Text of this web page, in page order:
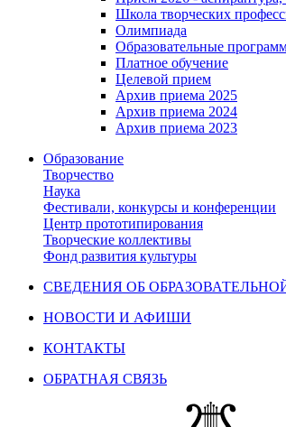
Школа творческих
Олимпиада
Образовательные
Платное обучение
Целевой прием
Архив приема 2025
Архив приема 2024
Архив приема 2023
Образование
Творчество
Наука
Фестивали, конкурсы и конференции
Центр прототипирования
Творческие коллективы
Фонд развития культуры
СВЕДЕНИЯ ОБ
НОВОСТИ И АФИШИ
КОНТАКТЫ
ОБРАТНАЯ СВЯЗЬ